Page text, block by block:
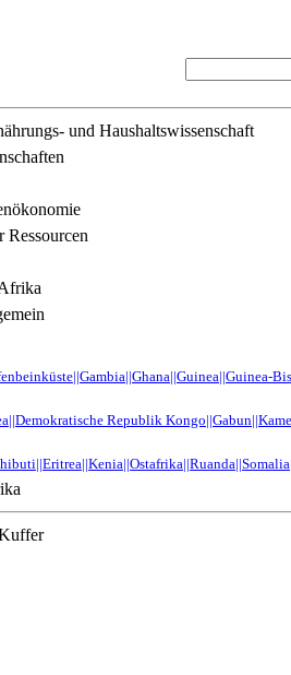
und Haushaltswissenschaft
Ressourcen
Republik